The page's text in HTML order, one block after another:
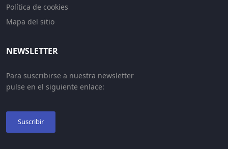
Política de cookies
Mapa del sitio
NEWSLETTER
Para suscribirse a nuestra newsletter
pulse en el siguiente enlace:
Suscribir